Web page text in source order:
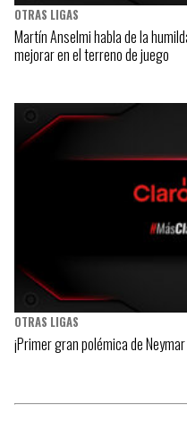
OTRAS LIGAS
Martín Anselmi habla de la
mejorar en el terreno de juego
OTRAS LIGAS
¡Primer gran polémica de